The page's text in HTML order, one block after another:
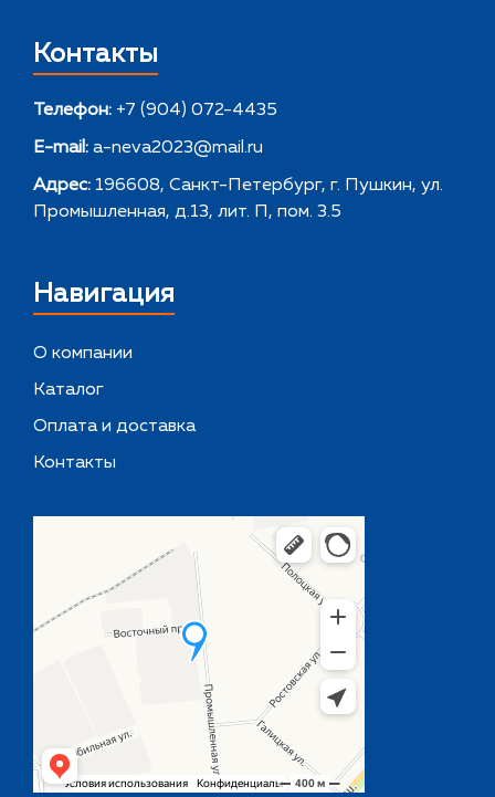
Контакты
Телефон: +7 (904) 072-4435
E-mail: a-neva2023@mail.ru
Адрес: 196608, Санкт-Петербург, г. Пушкин, ул.
Промышленная, д.13, лит. П, пом. 3.5
Навигация
О компании
Каталог
Оплата и доставка
Контакты